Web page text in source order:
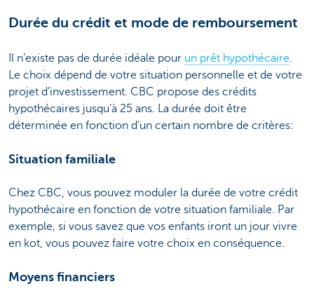
Durée du crédit et mode de remboursement
Il n’existe pas de durée idéale pour un prêt hypothécaire.
Le choix dépend de votre situation personnelle et de votre
projet d’investissement. CBC propose des crédits
hypothécaires jusqu’à 25 ans. La durée doit être
déterminée en fonction d’un certain nombre de critères:
Situation familiale
Chez CBC, vous pouvez moduler la durée de votre crédit
hypothécaire en fonction de votre situation familiale. Par
exemple, si vous savez que vos enfants iront un jour vivre
en kot, vous pouvez faire votre choix en conséquence.
Moyens financiers